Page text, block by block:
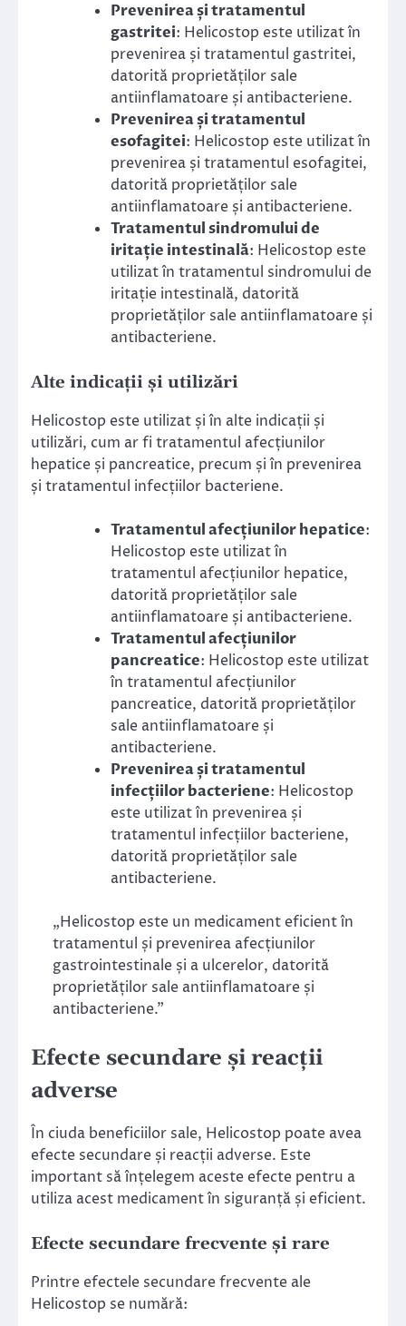
Prevenirea și tratamentul
gastritei: Helicostop este utilizat în
prevenirea și tratamentul gastritei,
datorită proprietăților sale
antiinflamatoare și antibacteriene.
Prevenirea și tratamentul
esofagitei: Helicostop este utilizat în
prevenirea și tratamentul esofagitei,
datorită proprietăților sale
antiinflamatoare și antibacteriene.
Tratamentul sindromului de
iritație intestinală: Helicostop este
utilizat în tratamentul sindromului de
iritație intestinală, datorită
proprietăților sale antiinflamatoare și
antibacteriene.
Alte indicații și utilizări
Helicostop este utilizat și în alte indicații și
utilizări, cum ar fi tratamentul afecțiunilor
hepatice și pancreatice, precum și în prevenirea
și tratamentul infecțiilor bacteriene.
Tratamentul afecțiunilor hepatice:
Helicostop este utilizat în
tratamentul afecțiunilor hepatice,
datorită proprietăților sale
antiinflamatoare și antibacteriene.
Tratamentul afecțiunilor
pancreatice: Helicostop este utilizat
în tratamentul afecțiunilor
pancreatice, datorită proprietăților
sale antiinflamatoare și
antibacteriene.
Prevenirea și tratamentul
infecțiilor bacteriene: Helicostop
este utilizat în prevenirea și
tratamentul infecțiilor bacteriene,
datorită proprietăților sale
antibacteriene.
„Helicostop este un medicament eficient în
tratamentul și prevenirea afecțiunilor
gastrointestinale și a ulcerelor, datorită
proprietăților sale antiinflamatoare și
antibacteriene.”
Efecte secundare și reacții
adverse
În ciuda beneficiilor sale, Helicostop poate avea
efecte secundare și reacții adverse. Este
important să înțelegem aceste efecte pentru a
utiliza acest medicament în siguranță și eficient.
Efecte secundare frecvente și rare
Printre efectele secundare frecvente ale
Helicostop se numără: